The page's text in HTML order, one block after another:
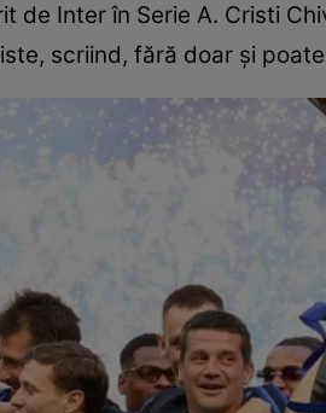
de Inter în Serie A. Cristi
scriind, fără doar și